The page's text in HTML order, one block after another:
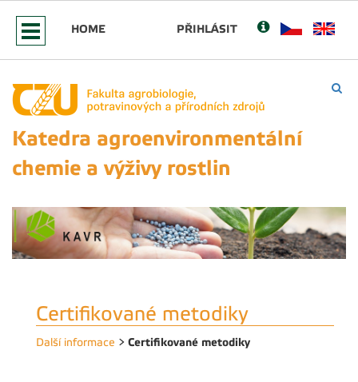
HOME PŘIHLÁSIT
Katedra agroenvironmentální
chemie a výživy rostlin
Certifikované metodiky
Další informace > Certifikované metodiky